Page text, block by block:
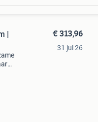
|
€ 313,96
31 jul 26